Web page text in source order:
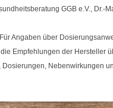
GGB e.V., Dr.-
Angaben über
Empfehlungen der Hersteller
Dosierungen, Nebenwirkungen